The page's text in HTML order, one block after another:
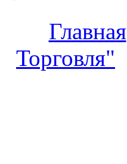
Главная
Торговля"